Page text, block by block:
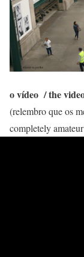
o vídeo / the
(relembro que os
completely